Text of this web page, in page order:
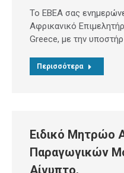
Το ΕΒΕΑ σας
Αφρικανικό
Greece, με την
Περισσότερα
Ειδικό Μητρώο
Παραγωγικών
Αίγυπτο.